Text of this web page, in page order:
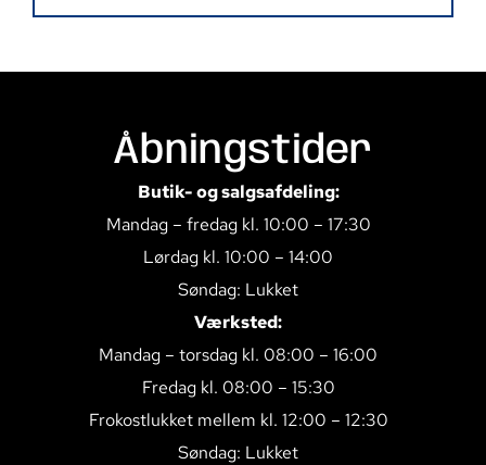
Åbningstider
Butik- og salgsafdeling:
Mandag – fredag kl. 10:00 – 17:30
Lørdag kl. 10:00 – 14:00
Søndag: Lukket
Værksted:
Mandag – torsdag kl. 08:00 – 16:00
Fredag kl. 08:00 – 15:30
Frokostlukket mellem kl. 12:00 – 12:30
Søndag: Lukket